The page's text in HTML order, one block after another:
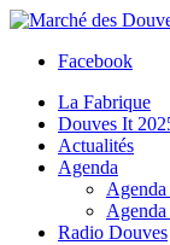
Facebook
La Fabrique
Douves It
Actualités
Agenda
Agenda
Agenda
Radio Douves